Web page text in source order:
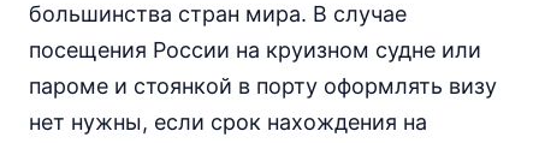
большинства стран мира. В случае
посещения России на круизном судне или
пароме и стоянкой в порту оформлять визу
нет нужны, если срок нахождения на